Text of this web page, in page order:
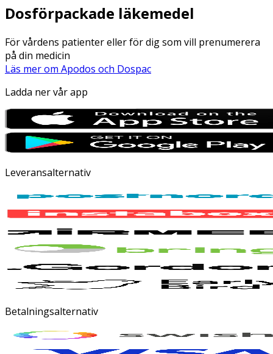
Dosförpackade läkemedel
För vårdens patienter eller för dig som vill prenumerera
på din medicin
Läs mer om Apodos och Dospac
Ladda ner vår app
Leveransalternativ
Betalningsalternativ